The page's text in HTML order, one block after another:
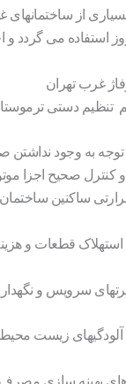
از
استفاده می گردد و
غرب تهران
تنظیم دستی
با توجه به وجود
کنترل صحیح اجزا
ساکنین ساختمان
قطعات و
سرویس و
زیست
بهینه سازی